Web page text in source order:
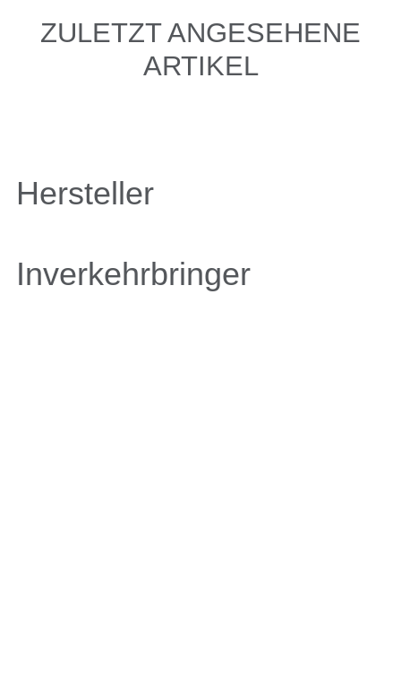
ZULETZT ANGESEHENE
ARTIKEL
Hersteller
Inverkehrbringer